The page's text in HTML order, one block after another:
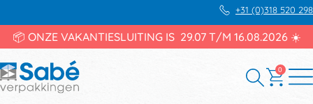
+31 (0)318 520 298
📦 ONZE VAKANTIESLUITING IS 29.07 T/M 16.08.2026 ☀️
0